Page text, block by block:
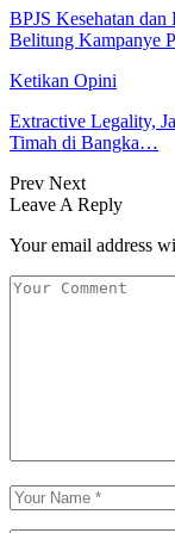
BPJS Kesehatan
Belitung Kampanye
Ketikan Opini
Extractive Legality,
Timah di Bangka…
Prev Next
Leave A Reply
Your email address